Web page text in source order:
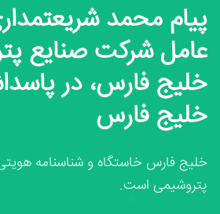
پیام محمد
عامل شرکت صنایع
خلیج فارس، در
خلیج فارس
خلیج فارس خاستگاه و شناسنامه
پتروشیمی است.